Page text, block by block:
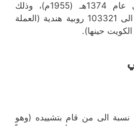
الكويتية بتأسيسه في عام 1374هـ (1955م)، وذلك
بتكاليف كبيرة وصلت الى 103321 روبية هندية (العملة
حينها).
الى من قام بتشييده (وهو